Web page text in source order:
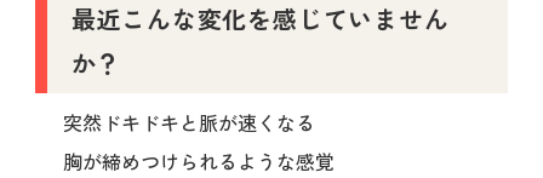
最近こんな変化を感じていません
か？
突然ドキドキと脈が速くなる
胸が締めつけられるような感覚